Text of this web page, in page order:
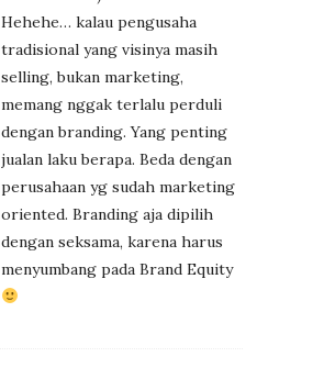
Hehehe… kalau pengusaha
tradisional yang visinya masih
selling, bukan marketing,
memang nggak terlalu perduli
dengan branding. Yang penting
jualan laku berapa. Beda dengan
perusahaan yg sudah marketing
oriented. Branding aja dipilih
dengan seksama, karena harus
menyumbang pada Brand Equity